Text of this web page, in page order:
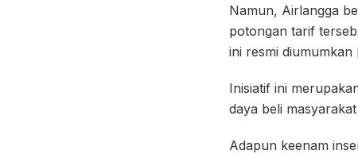
Namun, Airlangga
potongan tarif
ini resmi
Inisiatif ini
daya beli
Adapun keenam